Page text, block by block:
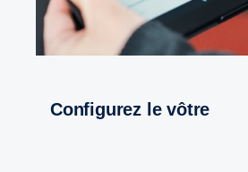
Configurez le vôtre